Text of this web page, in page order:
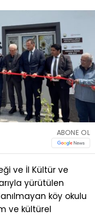
ABONE OL
ve İl Kültür ve
yürütülen
köy okulu
ve kültürel